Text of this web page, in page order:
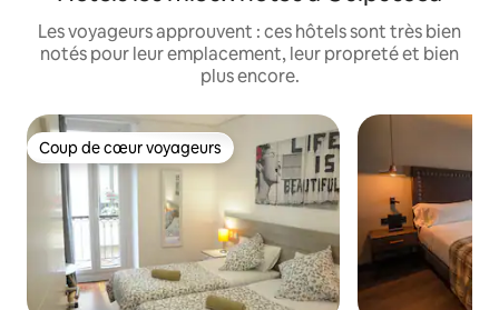
Les voyageurs approuvent : ces hôtels sont très bien
notés pour leur emplacement, leur propreté et bien
plus encore.
Coup de cœur voyageurs
Coup de cœur voyageurs